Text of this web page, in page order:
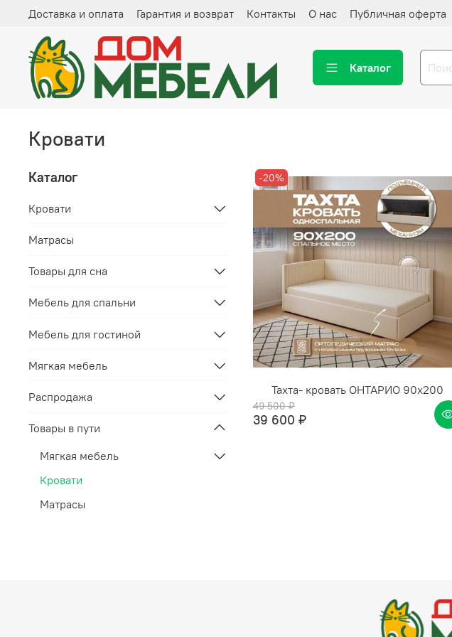
Доставка и оплата Гарантия и возврат Контакты О нас Публичная оферта
Каталог
Кровати
-20%
Тахта- кровать ОНТАРИО 90х200
49 500 ₽
39 600 ₽
Каталог
Кровати
Матрасы
Товары для сна
Мебель для спальни
Мебель для гостиной
Мягкая мебель
Распродажа
Товары в пути
Мягкая мебель
Кровати
Матрасы